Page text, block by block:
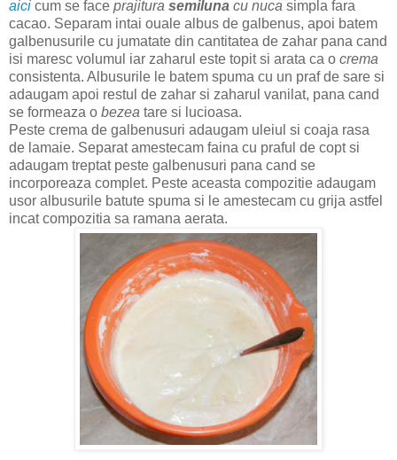
aici cum se face prajitura semiluna cu nuca simpla fara
cacao. Separam intai ouale albus de galbenus, apoi batem
galbenusurile cu jumatate din cantitatea de zahar pana cand
isi maresc volumul iar zaharul este topit si arata ca o crema
consistenta. Albusurile le batem spuma cu un praf de sare si
adaugam apoi restul de zahar si zaharul vanilat, pana cand
se formeaza o bezea tare si lucioasa.
Peste crema de galbenusuri adaugam uleiul si coaja rasa
de lamaie. Separat amestecam faina cu praful de copt si
adaugam treptat peste galbenusuri pana cand se
incorporeaza complet. Peste aceasta compozitie adaugam
usor albusurile batute spuma si le amestecam cu grija astfel
incat compozitia sa ramana aerata.